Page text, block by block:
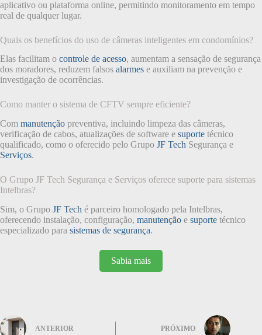
aplicativo ou plataforma online, permitindo monitoramento em tempo
real de qualquer lugar.
Quais os benefícios do uso de câmeras inteligentes em condomínios?
Elas facilitam o controle de acesso, aumentam a sensação de segurança
dos moradores, reduzem falsos alarmes e auxiliam na prevenção e
investigação de ocorrências.
Como manter o sistema de CFTV sempre eficiente?
Com manutenção preventiva, incluindo limpeza das câmeras,
verificação de cabos, atualizações de software e suporte técnico
qualificado, como o oferecido pelo Grupo JF Tech Segurança e
Serviços.
O Grupo JF Tech Segurança e Serviços oferece suporte para sistemas
Intelbras?
Sim, o Grupo JF Tech é parceiro homologado pela Intelbras,
oferecendo instalação, configuração, manutenção e suporte técnico
especializado para sistemas de segurança.
Sabia mais
ANTERIOR PRÓXIMO